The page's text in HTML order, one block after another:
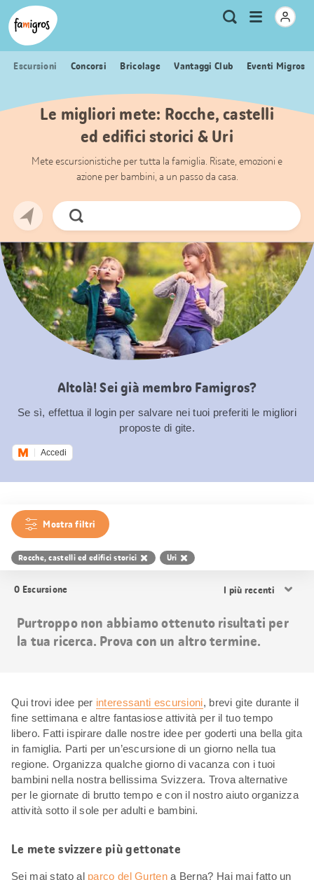
Navigazione
segnalibri
Header
Logo Metanavigazione
Ricerca
Apri
menu
Escursioni Concorsi Bricolage Vantaggi Club Eventi Migros
Le migliori mete: Rocche, castelli
ed edifici storici & Uri
Mete escursionistiche per tutta la famiglia. Risate, emozioni e
azione per bambini, a un passo da casa.
Cerca
ora
Altolà! Sei già membro Famigros?
Se sì, effettua il login per salvare nei tuoi preferiti le migliori
proposte di gite.
Accedi
Mostra filtri
Rocche, castelli ed edifici storici Uri
0 Escursione
i
Purtroppo non abbiamo ottenuto risultati per
la tua ricerca. Prova con un altro termine.
Qui trovi idee per interessanti escursioni, brevi gite durante il
fine settimana e altre fantasiose attività per il tuo tempo
libero. Fatti ispirare dalle nostre idee per goderti una bella gita
in famiglia. Parti per un’escursione di un giorno nella tua
regione. Organizza qualche giorno di vacanza con i tuoi
bambini nella nostra bellissima Svizzera. Trova alternative
per le giornate di brutto tempo e con il nostro aiuto organizza
attività sotto il sole per adulti e bambini.
Le mete svizzere più gettonate
Sei mai stato al parco del Gurtena Berna? Hai mai fatto un